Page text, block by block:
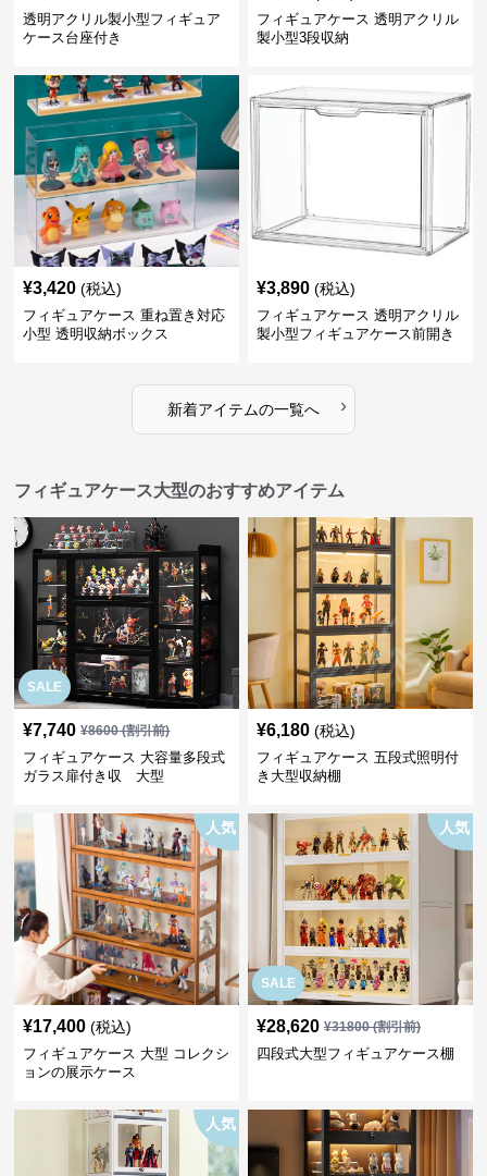
透明アクリル製小型フィギュア
ケース台座付き
フィギュアケース 透明アクリル
製小型3段収納
¥3,420 (税込)
フィギュアケース 重ね置き対応
小型 透明収納ボックス
¥3,890 (税込)
フィギュアケース 透明アクリル
製小型フィギュアケース前開き
新着アイテムの一覧へ ›
フィギュアケース大型のおすすめアイテム
SALE
¥7,740 ¥8600(割引前)
フィギュアケース 大容量多段式
ガラス扉付き収 大型
¥6,180 (税込)
フィギュアケース 五段式照明付
き大型収納棚
人気
¥17,400 (税込)
フィギュアケース 大型 コレクシ
ョンの展示ケース
SALE
人気
¥28,620 ¥31800(割引前)
四段式大型フィギュアケース棚
人気